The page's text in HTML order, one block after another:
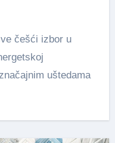
uštedama